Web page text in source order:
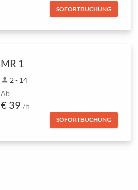
SOFORTBUCHUNG
MR 1
person 2 - 14
Ab
€ 39 /h
SOFORTBUCHUNG